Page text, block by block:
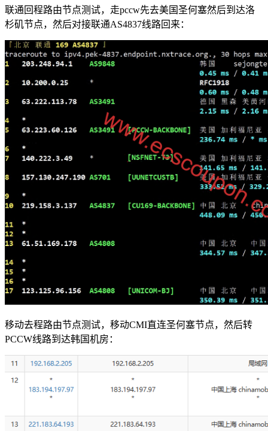
联通回程路由节点测试，走pccw先去美国圣何塞然后到达洛
杉矶节点，然后对接联通AS4837线路回来：
移动去程路由节点测试，移动CMI直连圣何塞节点，然后转
PCCW线路到达韩国机房：